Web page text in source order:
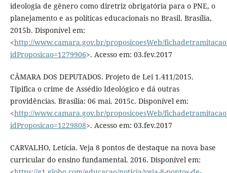
ideologia de gênero como diretriz obrigatória para o PNE, o
planejamento e as políticas educacionais no Brasil. Brasília,
2015b. Disponível em:
<http://www.camara.gov.br/proposicoesWeb/
idProposicao=1279906>. Acesso em: 03.fev.2017
CÂMARA DOS DEPUTADOS. Projeto de Lei 1.411/2015.
Tipifica o crime de Assédio Ideológico e dá outras
providências. Brasília: 06 mai. 2015c. Disponível em:
<http://www.camara.gov.br/proposicoesWeb/
idProposicao=1229808>. Acesso em: 03.fev.2017
CARVALHO, Letícia. Veja 8 pontos de destaque na nova base
curricular do ensino fundamental. 2016. Disponível em: